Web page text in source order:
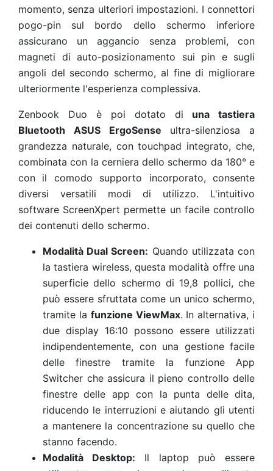
momento, senza ulteriori impostazioni. I connettori
pogo-pin sul bordo dello schermo inferiore
assicurano un aggancio senza problemi, con
magneti di auto-posizionamento sui pin e sugli
angoli del secondo schermo, al fine di migliorare
ulteriormente l'esperienza complessiva.
Zenbook Duo è poi dotato di una tastiera
Bluetooth ASUS ErgoSense ultra-silenziosa a
grandezza naturale, con touchpad integrato, che,
combinata con la cerniera dello schermo da 180° e
con il comodo supporto incorporato, consente
diversi versatili modi di utilizzo. L'intuitivo
software ScreenXpert permette un facile controllo
dei contenuti dello schermo.
Modalità Dual Screen: Quando utilizzata con
la tastiera wireless, questa modalità offre una
superficie dello schermo di 19,8 pollici, che
può essere sfruttata come un unico schermo,
tramite la funzione ViewMax. In alternativa, i
due display 16:10 possono essere utilizzati
indipendentemente, con una gestione facile
delle finestre tramite la funzione App
Switcher che assicura il pieno controllo delle
finestre delle app con la punta delle dita,
riducendo le interruzioni e aiutando gli utenti
a mantenere la concentrazione su quello che
stanno facendo.
Modalità Desktop: Il laptop può essere